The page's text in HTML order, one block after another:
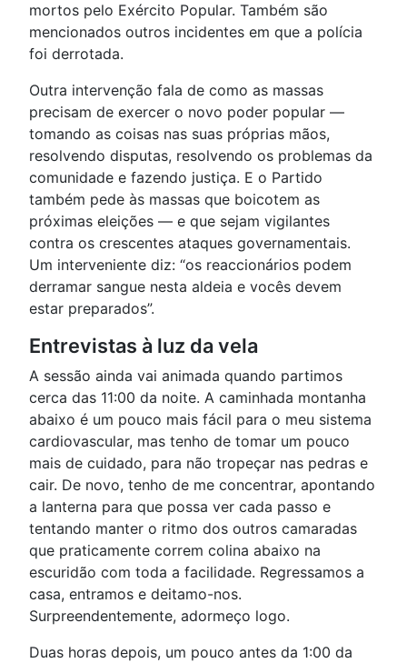
mortos pelo Exército Popular. Também são
mencionados outros incidentes em que a polícia
foi derrotada.
Outra intervenção fala de como as massas
precisam de exercer o novo poder popular —
tomando as coisas nas suas próprias mãos,
resolvendo disputas, resolvendo os problemas da
comunidade e fazendo justiça. E o Partido
também pede às massas que boicotem as
próximas eleições — e que sejam vigilantes
contra os crescentes ataques governamentais.
Um interveniente diz: “os reaccionários podem
derramar sangue nesta aldeia e vocês devem
estar preparados”.
Entrevistas à luz da vela
A sessão ainda vai animada quando partimos
cerca das 11:00 da noite. A caminhada montanha
abaixo é um pouco mais fácil para o meu sistema
cardiovascular, mas tenho de tomar um pouco
mais de cuidado, para não tropeçar nas pedras e
cair. De novo, tenho de me concentrar, apontando
a lanterna para que possa ver cada passo e
tentando manter o ritmo dos outros camaradas
que praticamente correm colina abaixo na
escuridão com toda a facilidade. Regressamos a
casa, entramos e deitamo-nos.
Surpreendentemente, adormeço logo.
Duas horas depois, um pouco antes da 1:00 da